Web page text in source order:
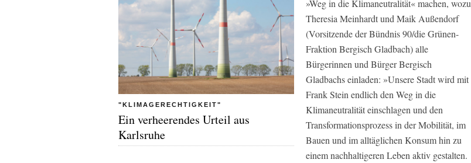
"KLIMAGERECHTIGKEIT"
Ein verheerendes Urteil aus
Karlsruhe
»Weg in die Klimaneutralität« machen, wozu
Theresia Meinhardt und Maik Außendorf
(Vorsitzende der Bündnis 90/die Grünen-
Fraktion Bergisch Gladbach) alle
Bürgerinnen und Bürger Bergisch
Gladbachs einladen: »Unsere Stadt wird mit
Frank Stein endlich den Weg in die
Klimaneutralität einschlagen und den
Transformationsprozess in der Mobilität, im
Bauen und im alltäglichen Konsum hin zu
einem nachhaltigeren Leben aktiv gestalten.